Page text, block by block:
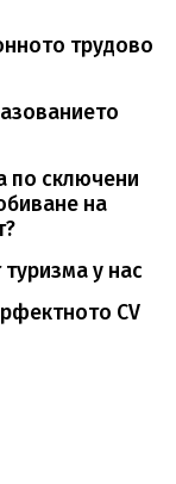
трудово
по сключени
на
у нас
CV